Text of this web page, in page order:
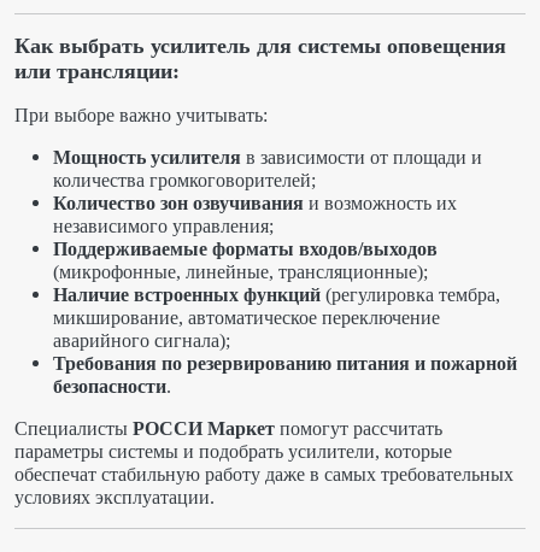
Как выбрать усилитель для системы оповещения
или трансляции:
При выборе важно учитывать:
Мощность усилителя в зависимости от площади и
количества громкоговорителей;
Количество зон озвучивания и возможность их
независимого управления;
Поддерживаемые форматы входов/выходов
(микрофонные, линейные, трансляционные);
Наличие встроенных функций (регулировка тембра,
микширование, автоматическое переключение
аварийного сигнала);
Требования по резервированию питания и пожарной
безопасности.
Специалисты РОССИ Маркет помогут рассчитать
параметры системы и подобрать усилители, которые
обеспечат стабильную работу даже в самых требовательных
условиях эксплуатации.